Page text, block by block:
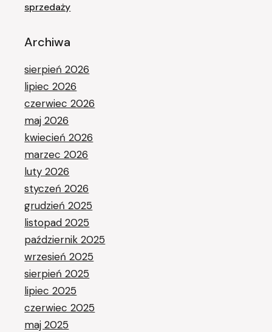
sprzedaży
Archiwa
sierpień 2026
lipiec 2026
czerwiec 2026
maj 2026
kwiecień 2026
marzec 2026
luty 2026
styczeń 2026
grudzień 2025
listopad 2025
październik 2025
wrzesień 2025
sierpień 2025
lipiec 2025
czerwiec 2025
maj 2025